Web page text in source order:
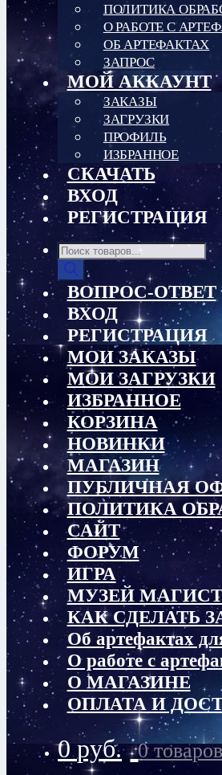
ПОЛИТИКА
О РАБОТЕ С
ОБ АРТЕФАКТАХ
ЗАПРОС
МОЙ АККАУНТ
ЗАКАЗЫ
ЗАГРУЗКИ
ПРОФИЛЬ
ИЗБРАННОЕ
СКАЧАТЬ
ВХОД
РЕГИСТРАЦИЯ
Поиск
товаров
ВОПРОС-ОТВЕТ
ВХОД
РЕГИСТРАЦИЯ
МОИ ЗАКАЗЫ
МОИ ЗАГРУЗКИ
ИЗБРАННОЕ
КОРЗИНА
НОВИНКИ
МАГАЗИН
ПУБЛИЧНАЯ
ПОЛИТИКА
САЙТ
ФОРУМ
ИГРА
МУЗЕЙ
КАК СДЕЛАТЬ
Об артефактах
О работе с
О МАГАЗИНЕ
ОПЛАТА И
0руб. 0